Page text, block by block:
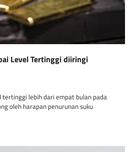
Level Tertinggi diiringi
tertinggi lebih dari empat bulan pada
oleh harapan penurunan suku